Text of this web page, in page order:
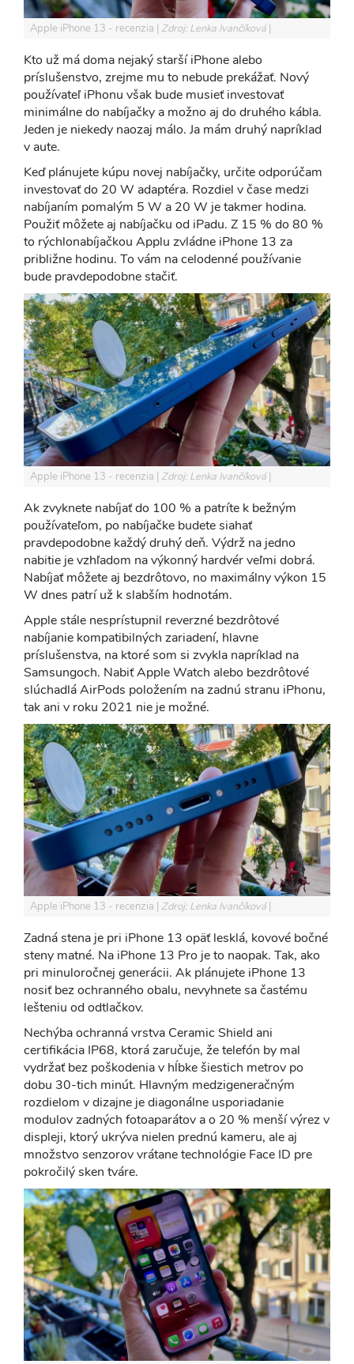
Apple iPhone 13 - recenzia Zdroj: Lenka Ivančíková
Kto už má doma nejaký starší iPhone alebo
príslušenstvo, zrejme mu to nebude prekážať. Nový
používateľ iPhonu však bude musieť investovať
minimálne do nabíjačky a možno aj do druhého kábla.
Jeden je niekedy naozaj málo. Ja mám druhý napríklad
v aute.
Keď plánujete kúpu novej nabíjačky, určite odporúčam
investovať do 20 W adaptéra. Rozdiel v čase medzi
nabíjaním pomalým 5 W a 20 W je takmer hodina.
Použiť môžete aj nabíjačku od iPadu. Z 15 % do 80 %
to rýchlonabíjačkou Applu zvládne iPhone 13 za
približne hodinu. To vám na celodenné používanie
bude pravdepodobne stačiť.
Apple iPhone 13 - recenzia Zdroj: Lenka Ivančíková
Ak zvyknete nabíjať do 100 % a patríte k bežným
používateľom, po nabíjačke budete siahať
pravdepodobne každý druhý deň. Výdrž na jedno
nabitie je vzhľadom na výkonný hardvér veľmi dobrá.
Nabíjať môžete aj bezdrôtovo, no maximálny výkon 15
W dnes patrí už k slabším hodnotám.
Apple stále nesprístupnil reverzné bezdrôtové
nabíjanie kompatibilných zariadení, hlavne
príslušenstva, na ktoré som si zvykla napríklad na
Samsungoch. Nabiť Apple Watch alebo bezdrôtové
slúchadlá AirPods položením na zadnú stranu iPhonu,
tak ani v roku 2021 nie je možné.
Apple iPhone 13 - recenzia Zdroj: Lenka Ivančíková
Zadná stena je pri iPhone 13 opäť lesklá, kovové bočné
steny matné. Na iPhone 13 Pro je to naopak. Tak, ako
pri minuloročnej generácii. Ak plánujete iPhone 13
nosiť bez ochranného obalu, nevyhnete sa častému
lešteniu od odtlačkov.
Nechýba ochranná vrstva Ceramic Shield ani
certifikácia IP68, ktorá zaručuje, že telefón by mal
vydržať bez poškodenia v hĺbke šiestich metrov po
dobu 30-tich minút. Hlavným medzigeneračným
rozdielom v dizajne je diagonálne usporiadanie
modulov zadných fotoaparátov a o 20 % menší výrez v
displeji, ktorý ukrýva nielen prednú kameru, ale aj
množstvo senzorov vrátane technológie Face ID pre
pokročilý sken tváre.